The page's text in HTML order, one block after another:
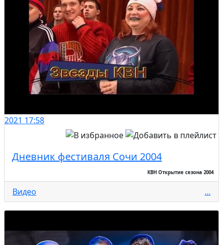
2021 17:58
Дневник фестиваля Сочи 2004
КВН Открытие сезона 2004
Видео ...